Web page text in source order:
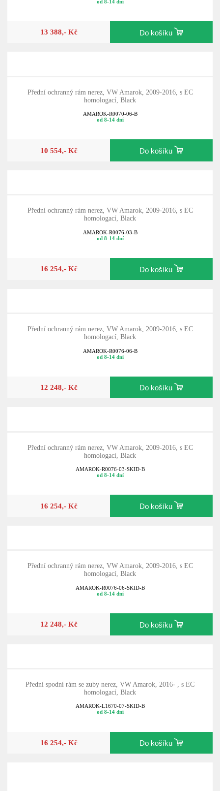
od 8-14 dní
13 388,- Kč Do košíku
Přední ochranný rám nerez, VW Amarok, 2009-2016, s EC
homologací, Black
AMAROK-R0070-06-B
od 8-14 dní
10 554,- Kč Do košíku
Přední ochranný rám nerez, VW Amarok, 2009-2016, s EC
homologací, Black
AMAROK-R0076-03-B
od 8-14 dní
16 254,- Kč Do košíku
Přední ochranný rám nerez, VW Amarok, 2009-2016, s EC
homologací, Black
AMAROK-R0076-06-B
od 8-14 dní
12 248,- Kč Do košíku
Přední ochranný rám nerez, VW Amarok, 2009-2016, s EC
homologací, Black
AMAROK-R0076-03-SKID-B
od 8-14 dní
16 254,- Kč Do košíku
Přední ochranný rám nerez, VW Amarok, 2009-2016, s EC
homologací, Black
AMAROK-R0076-06-SKID-B
od 8-14 dní
12 248,- Kč Do košíku
Přední spodní rám se zuby nerez, VW Amarok, 2016- , s EC
homologací, Black
AMAROK-L1670-07-SKID-B
od 8-14 dní
16 254,- Kč Do košíku